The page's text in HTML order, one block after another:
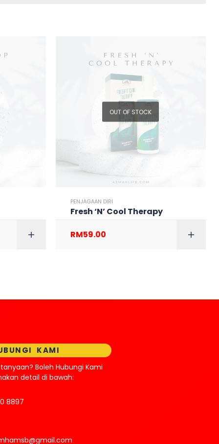
OUT OF STOCK
PENJAGAAN DIRI
Fresh ‘N’ Cool Therapy
RM59.00
KAMI
Boleh Hubungi Kami
detail di bawah:
8897